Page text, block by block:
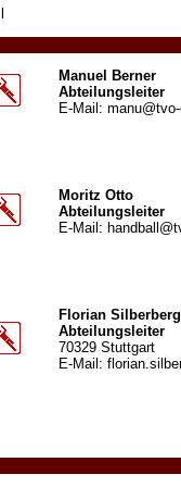
Manuel Berner
Abteilungsleiter
E-Mail:
Moritz Otto
Abteilungsleiter
E-Mail:
Florian
Abteilungsleiter
70329 Stuttgart
E-Mail: